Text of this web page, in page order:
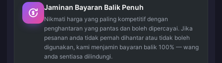
Jaminan Bayaran Balik Penuh
Nikmati harga yang paling kompetitif dengan
penghantaran yang pantas dan boleh dipercayai. Jika
pesanan anda tidak pernah dihantar atau tidak boleh
digunakan, kami menjamin bayaran balik 100% — wang
anda sentiasa dilindungi.